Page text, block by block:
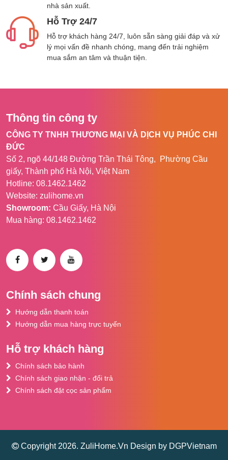
nhà sản xuất.
Hỗ Trợ 24/7
Hỗ trợ khách hàng 24/7, luôn sẵn sàng giải đáp và xử
lý mọi vấn đề nhanh chóng, mang đến trải nghiệm
mua sắm an tâm và thuận tiện.
Thông tin công ty
CÔNG TY TNHH THƯƠNG MẠI VÀ DỊCH VỤ PHÚC CHI
ĐỨC
Số 2, ngõ 44/148 Đường Trần Thái Tông, Phường Cầu
giấy, Thành phố Hà Nội, Việt Nam
Hotline: 08.1462.1462
Website: zulihome.vn
Showroom: Cầu Giấy, Hà Nội
Mua hàng: 08.1462.1462
Chính sách chung
Hướng dẫn thanh toán
Hướng dẫn mua hàng trực tuyến
Hỗ trợ khách hàng
Chính sách bảo hành
Chính sách giao nhận - đổi trả
Chính sách đặt cọc sản phẩm
Copyright 2026. ZuliHome.Vn Design by DGPVietnam